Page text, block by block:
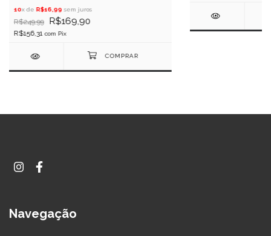
10x de R$16,99 sem juros
R$249,99 R$169,90
R$156,31com Pix
Navegação